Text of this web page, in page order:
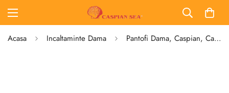
Acasa Incaltaminte Dama Pantofi Dama, Caspian, Cas-124, Casual, Piele Naturala Lacuita, Maro